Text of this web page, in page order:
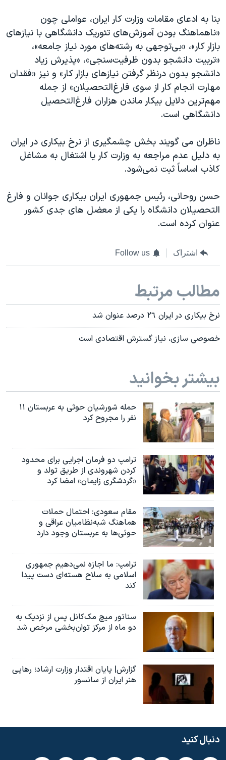
بنا به ادعای مقامات وزارت کار ایران، عواملی چون
«ناهماهنگ بودن آموزش‌های تئوریک دانشگاهی با نیازهای
بازار کار»، «بی‌توجهی به رشته‌های مورد نیاز جامعه»،
«تربیت دانشجو بدون ظرفیت‌سنجی»، «پذیرش زیاد
دانشجو بدون درنظر گرفتن نیازهای بازار کار» و نیز «فقدان
مهارت انجام کار از سوی فارغ‌التحصیلان» از جمله
مهم‌ترین دلایل بیکار ماندن هزاران فارغ‌التحصیل
دانشگاهی است.
ناظران می گویند بخش چشمگیری از نرخ بیکاری در ایران
به دلیل عدم مراجعه به وزارت کار یا اشتغال به مشاغل
کاذب اساساً ثبت نمی‌شود.
حسن روحانی، رئیس جمهوری ایران بیکاری جوانان و فارغ
التحصیلان دانشگاه را یکی از معضل های جدی کشور
عنوان کرده است.
اشتراک Follow us
مطالب مرتبط
نرخ بیکاری در ایران ٢٦ درصد عنوان شد
خصوصی سازی، نیاز گسترش اقتصادی است
بیشتر بخوانید
حمله شورشیان حوثی به عربستان ۱۱
نفر را مجروح کرد
ترامپ دو فرمان اجرایی برای محدود
کردن شهروندی از طریق تولد و
«گردشگری زایمان» امضا کرد
مقام سعودی: احتمال حملات
هماهنگ شبه‌نظامیان عراقی و
حوثی‌ها به عربستان وجود دارد
ترامپ: ما اجازه نمی‌دهیم جمهوری
اسلامی به سلاح هسته‌ای دست پیدا
کند
سناتور میچ مک‌کانل پس از نزدیک به
دو ماه از مرکز توان‌بخشی مرخص شد
گزارش| پایان اقتدار وزارت ارشاد؛ رهایی
هنر ایران از سانسور
دنبال کنید